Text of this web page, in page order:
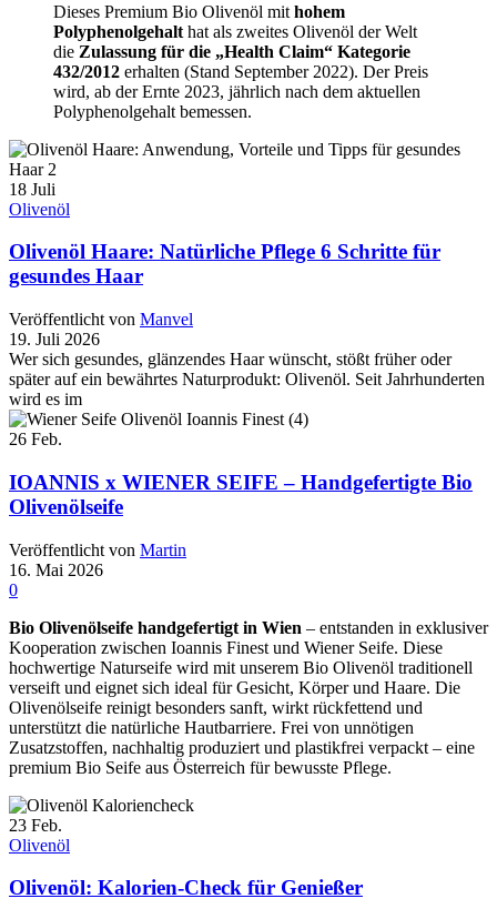
Dieses Premium Bio Olivenöl mit hohem
Polyphenolgehalt hat als zweites Olivenöl der Welt
die Zulassung für die „Health Claim“ Kategorie
432/2012 erhalten (Stand September 2022). Der Preis
wird, ab der Ernte 2023, jährlich nach dem aktuellen
Polyphenolgehalt bemessen.
18 Juli
Olivenöl
Olivenöl Haare: Natürliche Pflege 6 Schritte für
gesundes Haar
Veröffentlicht von Manvel
19. Juli 2026
Wer sich gesundes, glänzendes Haar wünscht, stößt früher oder
später auf ein bewährtes Naturprodukt: Olivenöl. Seit Jahrhunderten
wird es im
26 Feb.
IOANNIS x WIENER SEIFE – Handgefertigte Bio
Olivenölseife
Veröffentlicht von Martin
16. Mai 2026
0
Bio Olivenölseife handgefertigt in Wien – entstanden in exklusiver
Kooperation zwischen Ioannis Finest und Wiener Seife. Diese
hochwertige Naturseife wird mit unserem Bio Olivenöl traditionell
verseift und eignet sich ideal für Gesicht, Körper und Haare. Die
Olivenölseife reinigt besonders sanft, wirkt rückfettend und
unterstützt die natürliche Hautbarriere. Frei von unnötigen
Zusatzstoffen, nachhaltig produziert und plastikfrei verpackt – eine
premium Bio Seife aus Österreich für bewusste Pflege.
23 Feb.
Olivenöl
Olivenöl: Kalorien-Check für Genießer